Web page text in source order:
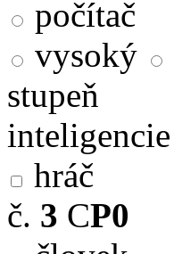
počítač
vysoký
stupeň
inteligencie
hráč
č. 3 CP0